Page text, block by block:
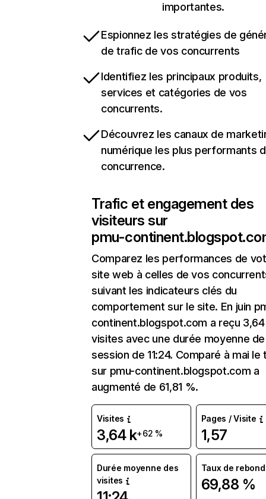
importantes.
Espionnez les stratégies de
de trafic de vos concurrents
Identifiez les principaux produits,
services et catégories de vos
concurrents.
Découvrez les canaux de
numérique les plus performants
concurrence.
Trafic et engagement des
visiteurs sur
pmu-
Comparez les performances de
site web à celles de vos
suivant les indicateurs clés du
comportement sur le site. En juin
continent.blogspot.com a reçu
visites avec une durée moyenne
session de 11:24. Comparé à mai le
sur pmu-continent.blogspot.com a
augmenté de 61,81 %.
Visites
3,64 k+62 %
Pages / Visite
1,57
Durée moyenne des
visites
Taux de rebond
69,88 %